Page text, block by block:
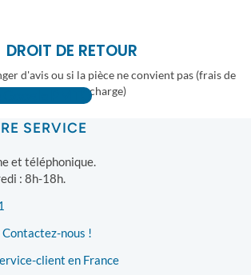
DROIT DE RETOUR
d'avis ou si la pièce ne convient pas (frais de
retour à votre charge)
PMTO
SERVICE
et téléphonique.
: 8h-18h.
Contactez-nous !
client en France